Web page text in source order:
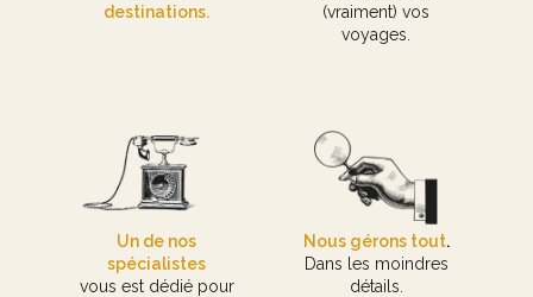
destinations.
(vraiment) vos
voyages.
Un de nos
spécialistes
vous est dédié pour
Nous gérons tout.
Dans les moindres
détails.